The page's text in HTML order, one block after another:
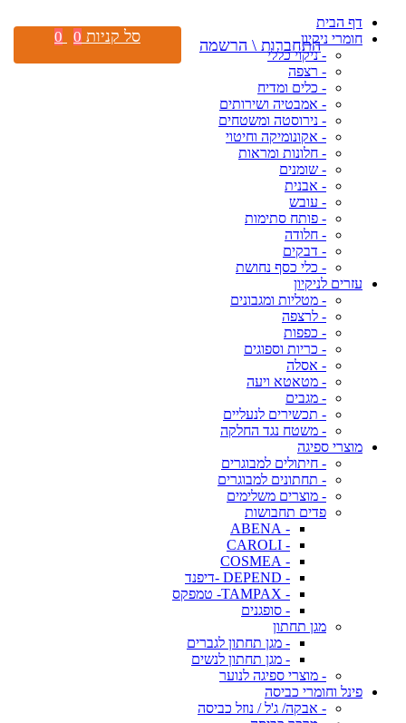
דף הבית
חומרי ניקיון
- ניקוי כללי
- רצפה
- כלים ומדיח
- אמבטיה ושירותים
- נירוסטה ומשטחים
- אקונומיקה וחיטוי
- חלונות ומראות
- שומנים
- אבנית
- עובש
- פותח סתימות
- חלודה
- דבקים
- כלי כסף נחושת
עזרים לניקיון
- מטליות ומגבונים
- לרצפה
- כפפות
- כריות וספוגים
- אסלה
- מטאטא ויעה
- מגבים
- תכשירים לנעליים
- משטח נגד החלקה
מוצרי ספיגה
- חיתולים למבוגרים
- תחתונים למבוגרים
- מוצרים משלימים
פדים תחבושות
- ABENA
- CAROLI
- COSMEA
- DEPEND -דיפנד
- TAMPAX- טמפקס
- סופגנים
מגן תחתון
- מגן תחתון לגברים
- מגן תחתון לנשים
- מוצרי ספיגה לנוער
פינל וחומרי כביסה
- אבקה/ ג'ל / נוזל כביסה
התחברות \ הרשמה סל קניות 0
0